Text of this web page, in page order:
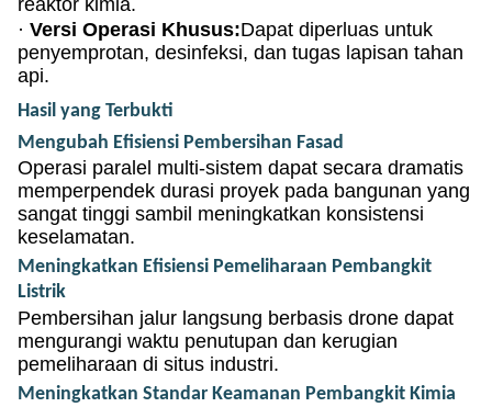
reaktor kimia.
· Versi Operasi Khusus:Dapat diperluas untuk
penyemprotan, desinfeksi, dan tugas lapisan tahan
api.
Hasil yang Terbukti
Mengubah Efisiensi Pembersihan Fasad
Operasi paralel multi-sistem dapat secara dramatis
memperpendek durasi proyek pada bangunan yang
sangat tinggi sambil meningkatkan konsistensi
keselamatan.
Meningkatkan Efisiensi Pemeliharaan Pembangkit
Listrik
Pembersihan jalur langsung berbasis drone dapat
mengurangi waktu penutupan dan kerugian
pemeliharaan di situs industri.
Meningkatkan Standar Keamanan Pembangkit Kimia